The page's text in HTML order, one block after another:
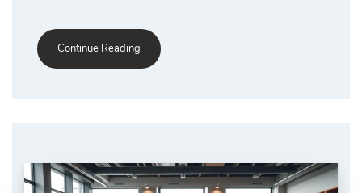
Continue Reading